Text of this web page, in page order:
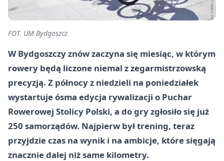
FOT. UM Bydgoszcz
W Bydgoszczy znów zaczyna się miesiąc, w którym
rowery będą liczone niemal z zegarmistrzowską
precyzją. Z północy z niedzieli na poniedziałek
wystartuje ósma edycja rywalizacji o Puchar
Rowerowej Stolicy Polski, a do gry zgłosiło się już
250 samorządów. Najpierw był trening, teraz
przyjdzie czas na wynik i na ambicje, które sięgają
znacznie dalej niż same kilometry.